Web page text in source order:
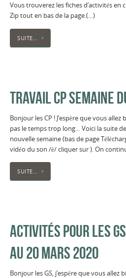
Vous trouverez les fiches d’activités en
Zip tout en bas de la page.(…)
SUITE…
TRAVAIL CP SEMAINE
Bonjour les CP ! J’espère que vous
pas le temps trop long… Voici la suite
nouvelle semaine (bas de page
vidéo du son /è/ cliquer sur ). On
SUITE…
ACTIVITÉS POUR LES
AU 20 MARS 2020
Bonjour les GS, j’espère que vous allez